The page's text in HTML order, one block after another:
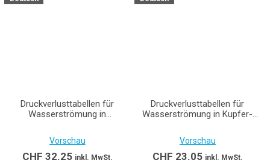
Druckverlusttabellen für
Wasserströmung in
Vorschau
CHF 32.25 inkl. MwSt.
Druckverlusttabellen für
Wasserströmung in Kupfer-
Vorschau
CHF 23.05 inkl. MwSt.